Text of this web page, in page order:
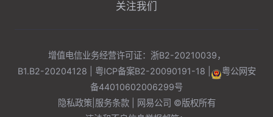
关注我们
增值电信业务经营许可证：浙B2-20210039，
B1.B2-20204128 |
粤ICP备案B2-20090191-18
粤公网安
备44010602006299号
隐私政策| 服务条款| 网易公司 ©版权所有